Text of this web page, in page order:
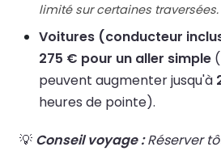
limité sur certaines traversées.
Voitures (conducteur
275 € pour un aller simple
peuvent augmenter jusqu'à
heures de pointe).
💡 Conseil voyage :Réserver